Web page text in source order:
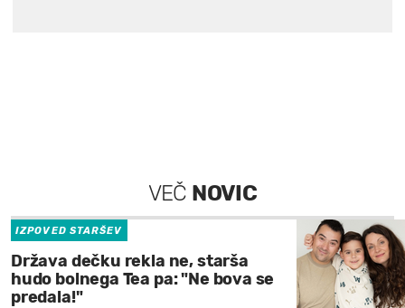
VEČ NOVIC
IZPOVED STARŠEV
Država dečku rekla ne, starša
hudo bolnega Tea pa: "Ne bova se
predala!"